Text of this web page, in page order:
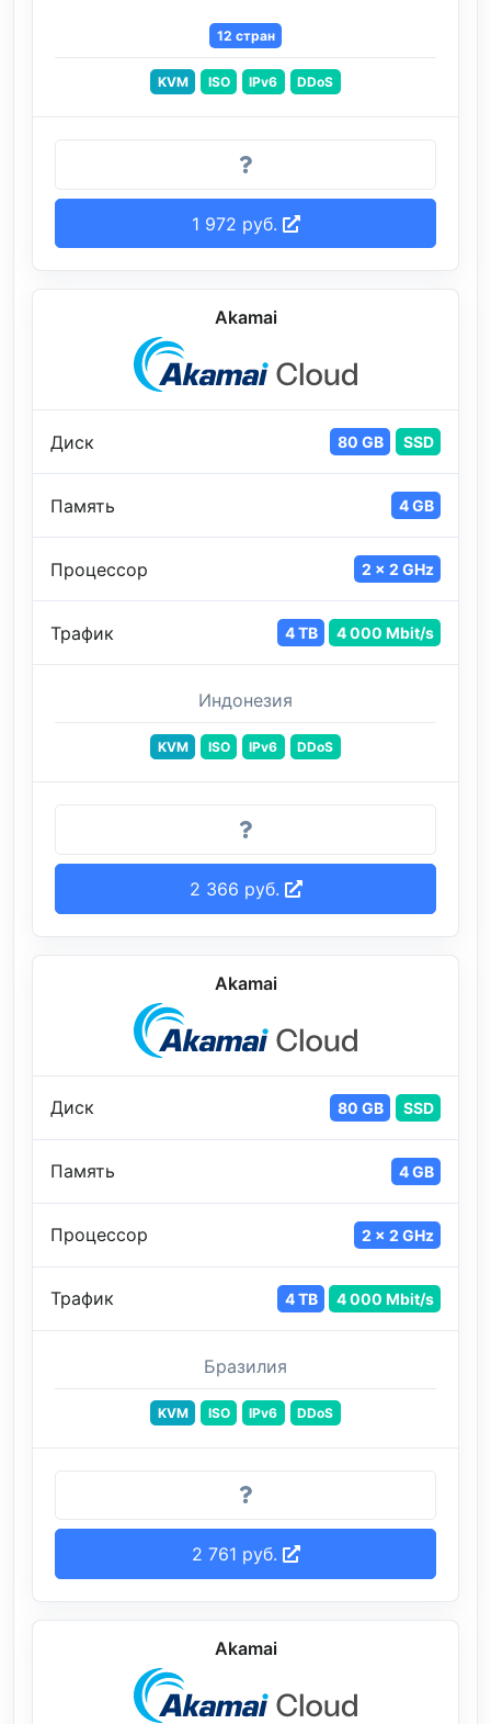
12 стран
KVM ISO IPv6 DDoS
1 972 руб.
Akamai
Диск 80 GB SSD
Память 4 GB
Процессор 2 x 2 GHz
Трафик 4 TB 4 000 Mbit/s
Индонезия
KVM ISO IPv6 DDoS
2 366 руб.
Akamai
Диск 80 GB SSD
Память 4 GB
Процессор 2 x 2 GHz
Трафик 4 TB 4 000 Mbit/s
Бразилия
KVM ISO IPv6 DDoS
2 761 руб.
Akamai